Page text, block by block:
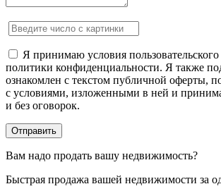
Я принимаю условия
политики конфиденциальности. Я также
ознакомлен с текстом публичной оферты,
с условиями, изложенными в ней и
и без оговорок.
Вам надо продать вашу недвижимость?
Быстрая продажа вашей недвижимости за